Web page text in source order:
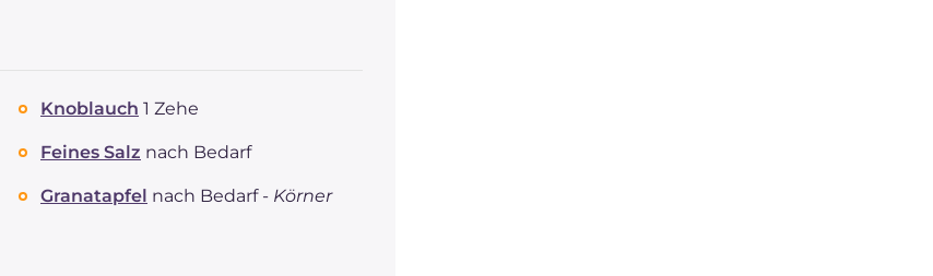
Knoblauch 1 Zehe
Feines Salz nach Bedarf
Granatapfel nach Bedarf - Körner